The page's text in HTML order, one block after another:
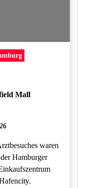
Mall
waren
Hamburger